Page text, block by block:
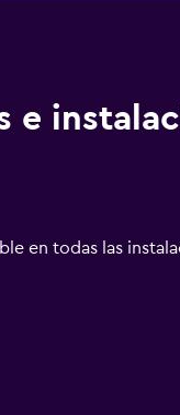
e
en todas las